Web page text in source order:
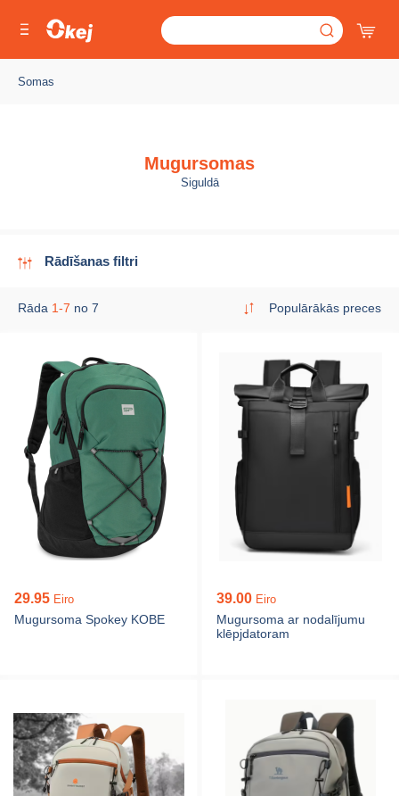
Somas
Mugursomas
Siguldā
Rādīšanas filtri
Rāda 1-7 no 7 Populārākās preces
29.95 Eiro
Mugursoma Spokey KOBE
39.00 Eiro
Mugursoma ar nodalījumu
klēpjdatoram